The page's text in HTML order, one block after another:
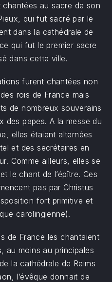
au sacre de son
qui fut sacré par le
dans la cathédrale de
qui fut le premier sacre
dans cette ville.
furent chantées non
rois de France mais
de nombreux souverains
des papes. A la messe du
elles étaient alternées
et des secrétaires en
Comme ailleurs, elles se
le chant de l’épître. Ces
pas par Christus
fort primitive et
carolingienne).
de France les chantaient
au moins au principales
la cathédrale de Reims
l’évêque donnait de